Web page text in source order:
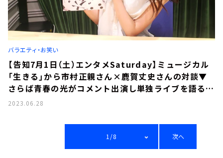
バラエティ・お笑い
【告知7月1日（土）エンタメSaturday】ミュージカル
「生きる」から市村正親さん×鹿賀丈史さんの対談▼
さらば青春の光がコメント出演し単独ライブを語る▼
番組後半には「魔法使いアキットのマジカルラジオ」
2023.06.28
1/8 次へ